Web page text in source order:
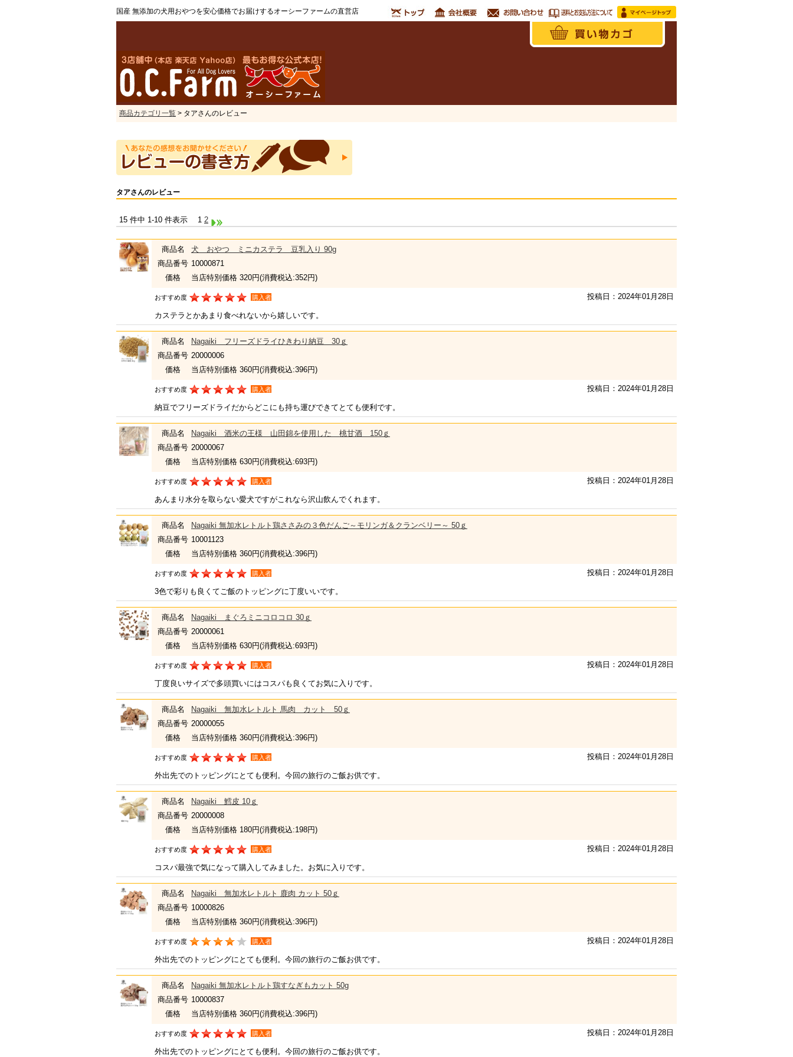
国産 無添加の犬用おやつを安心価格でお届けするオーシーファームの直営店
商品カテゴリ一覧 > タアさんのレビュー
タアさんのレビュー
15 件中 1-10 件表示 1 2
商品名
犬 おやつ ミニカステラ 豆乳入り 90g
商品番号 10000871
価格
当店特別価格 320円(消費税込:352円)
投稿日：2024年01月28日
おすすめ度 購入者
カステラとかあまり食べれないから嬉しいです。
商品名
Nagaiki フリーズドライひきわり納豆 30ｇ
商品番号 20000006
価格
当店特別価格 360円(消費税込:396円)
投稿日：2024年01月28日
おすすめ度 購入者
納豆でフリーズドライだからどこにも持ち運びできてとても便利です。
商品名
Nagaiki 酒米の王様 山田錦を使用した 桃甘酒 150ｇ
商品番号 20000067
価格
当店特別価格 630円(消費税込:693円)
投稿日：2024年01月28日
おすすめ度 購入者
あんまり水分を取らない愛犬ですがこれなら沢山飲んでくれます。
商品名
Nagaiki 無加水レトルト鶏ささみの３色だんご～モリンガ＆クランベリー～ 50ｇ
商品番号 10001123
価格
当店特別価格 360円(消費税込:396円)
投稿日：2024年01月28日
おすすめ度 購入者
3色で彩りも良くてご飯のトッピングに丁度いいです。
商品名
Nagaiki まぐろミニコロコロ 30ｇ
商品番号 20000061
価格
当店特別価格 630円(消費税込:693円)
投稿日：2024年01月28日
おすすめ度 購入者
丁度良いサイズで多頭買いにはコスパも良くてお気に入りです。
商品名
Nagaiki 無加水レトルト 馬肉 カット 50ｇ
商品番号 20000055
価格
当店特別価格 360円(消費税込:396円)
投稿日：2024年01月28日
おすすめ度 購入者
外出先でのトッピングにとても便利。今回の旅行のご飯お供です。
商品名
Nagaiki 鱈皮 10ｇ
商品番号 20000008
価格
当店特別価格 180円(消費税込:198円)
投稿日：2024年01月28日
おすすめ度 購入者
コスパ最強で気になって購入してみました。お気に入りです。
商品名
Nagaiki 無加水レトルト 鹿肉 カット 50ｇ
商品番号 10000826
価格
当店特別価格 360円(消費税込:396円)
投稿日：2024年01月28日
おすすめ度 購入者
外出先でのトッピングにとても便利。今回の旅行のご飯お供です。
商品名
Nagaiki 無加水レトルト鶏すなぎもカット 50g
商品番号 10000837
価格
当店特別価格 360円(消費税込:396円)
投稿日：2024年01月28日
おすすめ度 購入者
外出先でのトッピングにとても便利。今回の旅行のご飯お供です。